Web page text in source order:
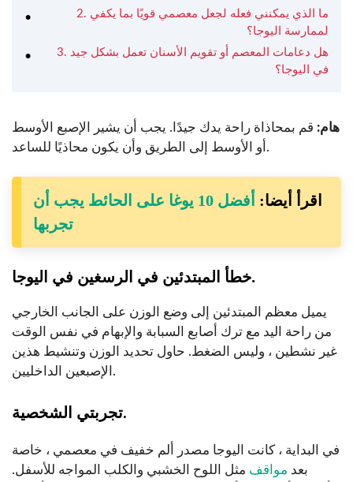
2. ما الذي يمكنني فعله لجعل معصمي قويًا بما يكفي
لممارسة اليوجا؟
3. هل دعامات المعصم أو تقويم الأسنان تعمل بشكل جيد
في اليوجا؟
هام: قم بمحاذاة راحة يدك جيدًا. يجب أن يشير الإصبع الأوسط
أو الأوسط إلى الطريق وأن يكون محاذيًا للساعد.
اقرأ أيضا:
أفضل 10 يوغا على الحائط يجب أن
تجربها
خطأ المبتدئين في الرسغين في اليوجا.
يميل معظم المبتدئين إلى وضع الوزن على الجانب الخارجي
من راحة اليد مع ترك أصابع السبابة والإبهام في نفس الوقت
غير نشطين ، وليس الضغط. حاول تحديد الوزن وتنشيط هذين
الإصبعين الداخليين.
تجربتي الشخصية.
في البداية ، كانت اليوجا مصدر ألم خفيف في معصمي ، خاصة
بعد مواقف مثل اللوح الخشبي والكلب المواجه للأسفل.